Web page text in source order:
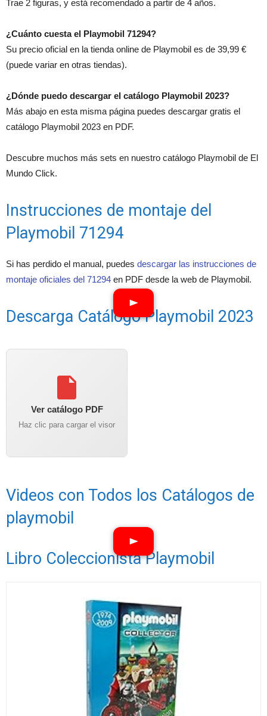
Trae 2 figuras, y está recomendado a partir de 4 años.
¿Cuánto cuesta el Playmobil 71294?
Su precio oficial en la tienda online de Playmobil es de 39,99 €
(puede variar en otras tiendas).
¿Dónde puedo descargar el catálogo Playmobil 2023?
Más abajo en esta misma página puedes descargar gratis el
catálogo Playmobil 2023 en PDF.
Descubre muchos más sets en nuestro catálogo Playmobil de El
Mundo Click.
Instrucciones de montaje del
Playmobil 71294
Si has perdido el manual, puedes descargar las instrucciones de
montaje oficiales del 71294 en PDF desde la web de Playmobil.
Descarga Catálogo Playmobil 2023
Ver catálogo PDF
Haz clic para cargar el visor
Videos con Todos los Catálogos de
playmobil
Libro Coleccionista Playmobil